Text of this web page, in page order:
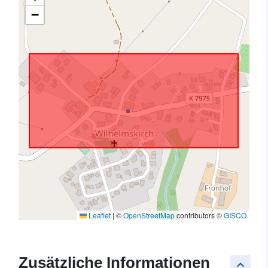
−
Leaflet | ©OpenStreetMapcontributors ©GISCO
keyboard_arrow_up
Zusätzliche Informationen